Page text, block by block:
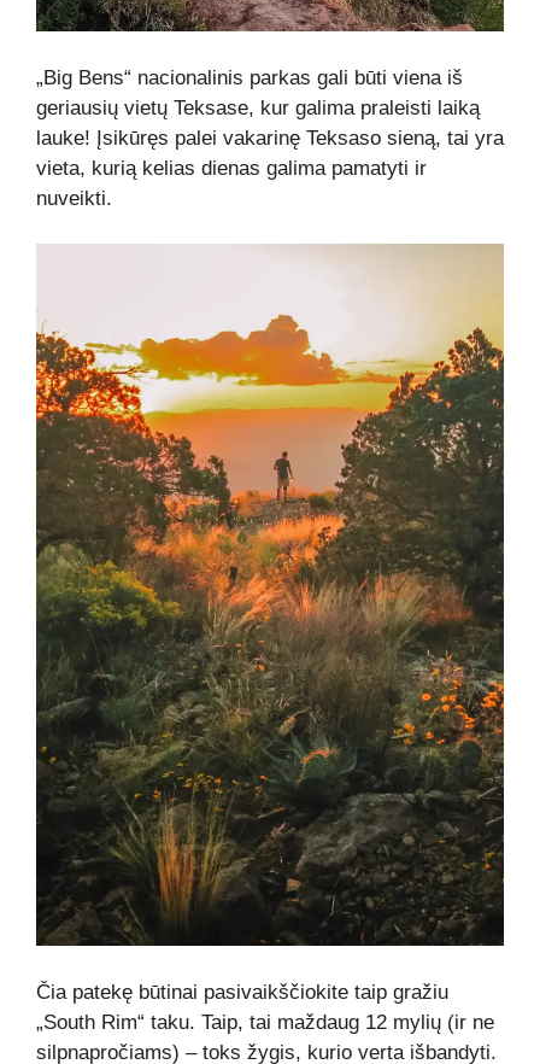
„Big Bens“ nacionalinis parkas gali būti viena iš
geriausių vietų Teksase, kur galima praleisti laiką
lauke! Įsikūręs palei vakarinę Teksaso sieną, tai yra
vieta, kurią kelias dienas galima pamatyti ir
nuveikti.
Čia patekę būtinai pasivaikščiokite taip gražiu
„South Rim“ taku. Taip, tai maždaug 12 mylių (ir ne
silpnapročiams) – toks žygis, kurio verta išbandyti.